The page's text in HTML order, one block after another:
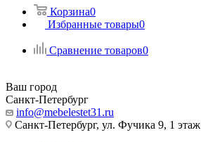
Корзина0
Избранные товары0
Сравнение товаров0
Ваш город
Санкт-Петербург
info@mebelestet31.ru
Санкт-Петербург, ул. Фучика 9, 1 этаж